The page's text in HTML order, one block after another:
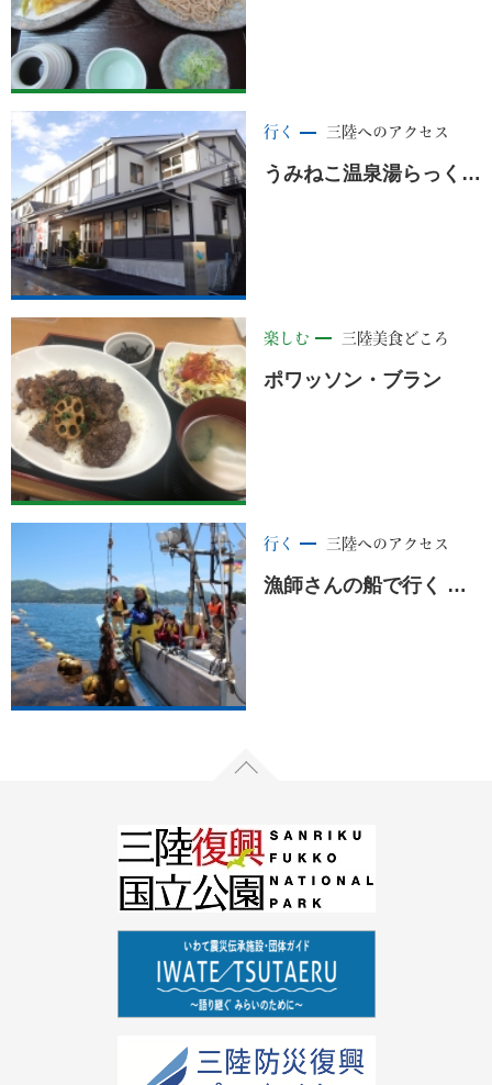
行く 三陸へのアクセス
うみねこ温泉湯らっくす ＜山田町＞
楽しむ 三陸美食どころ
ポワッソン・ブラン
行く 三陸へのアクセス
漁師さんの船で行く 山田湾＆養殖いかだ見学＜山田町＞